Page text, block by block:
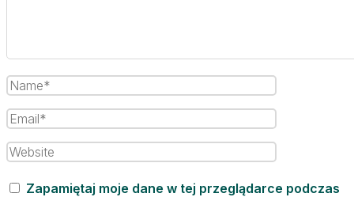
Zapamiętaj moje dane w tej przeglądarce podczas